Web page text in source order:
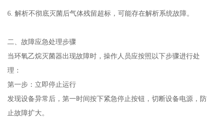
6. 解析不彻底灭菌后气体残留超标，可能存在解析系统故障。
二、故障应急处理步骤
当环氧乙烷灭菌器出现故障时，操作人员应按照以下步骤进行处
理：
第一步：立即停止运行
发现设备异常后，第一时间按下紧急停止按钮，切断设备电源，防
止故障扩大。